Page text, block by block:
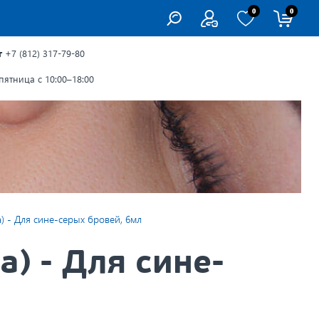
0 0
+7 (812) 317-79-80
с 10:00–18:00
- Для сине-серых бровей, 6мл
- Для сине-